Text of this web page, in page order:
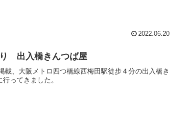
2022.06.20
出入橋きんつば屋
載、大阪メトロ四つ橋線西梅田駅徒步４分の出入橋き
ってきました。